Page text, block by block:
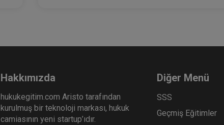
Hakkımızda
hukukegitim.com Aristo tarafından
kurulmuş bir teknoloji markası, hukuk
camiasının yeni startup’ıdır.
Diğer Menü
SSS
Geçmiş Eğitimler